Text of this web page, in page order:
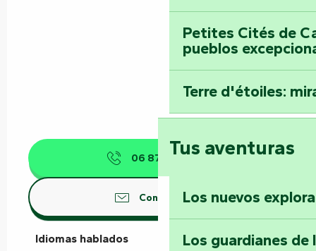
Petites Cités de
pueblos
Terre d'étoiles:
Tus aventuras
Los nuevos
Los guardianes de
06 87 40 26▒▒
Contáctenos
Idiomas hablados
Idiomas hablados